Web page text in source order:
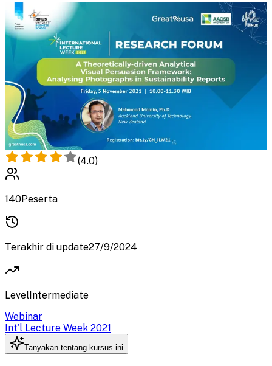
(4.0)
140Peserta
Terakhir di update27/9/2024
LevelIntermediate
Webinar
Int'l Lecture Week 2021
Tanyakan tentang kursus ini